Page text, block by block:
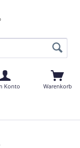
Konto Warenkorb